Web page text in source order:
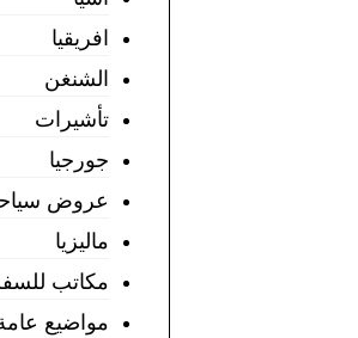
افريقيا
الشنغن
تأشيرات
جورجيا
عروض
ماليزيا
مكاتب
مواضيع